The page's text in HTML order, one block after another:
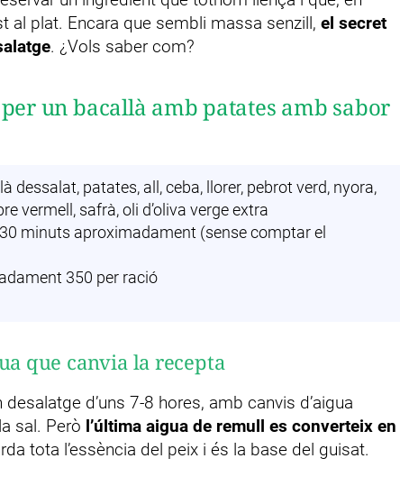
al plat. Encara que sembli massa senzill, el secret
. ¿Vols saber com?
un bacallà amb patates amb sabor
dessalat, patates, all, ceba, llorer, pebrot verd, nyora,
vermell, safrà, oli d’oliva verge extra
30 minuts aproximadament (sense comptar el
350 per ració
que canvia la recepta
d’uns 7-8 hores, amb canvis d’aigua
sal. Però l’última aigua de remull es converteix en
tota l’essència del peix i és la base del guisat.